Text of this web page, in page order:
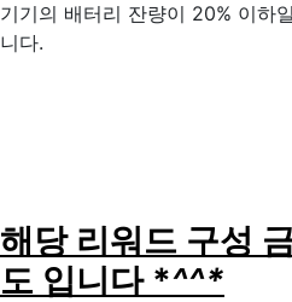
기기의 배터리 잔량이 20% 이하
니다.
해당 리워드 구성
도 입니다 *^^*